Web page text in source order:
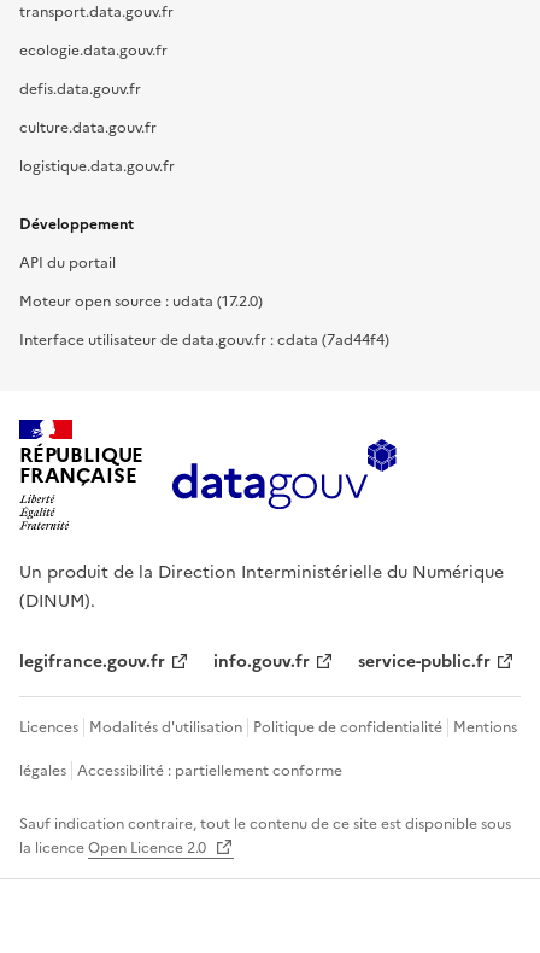
transport.data.gouv.fr
ecologie.data.gouv.fr
defis.data.gouv.fr
culture.data.gouv.fr
logistique.data.gouv.fr
Développement
API du portail
Moteur open source : udata (17.2.0)
Interface utilisateur de data.gouv.fr : cdata (7ad44f4)
RÉPUBLIQUE
FRANÇAISE
Un produit de la Direction Interministérielle du Numérique
(DINUM).
legifrance.gouv.fr info.gouv.fr service-public.fr
Licences Modalités d'utilisation Politique de confidentialité Mentions
légales Accessibilité : partiellement conforme
Sauf indication contraire, tout le contenu de ce site est disponible sous
la licenceOpen Licence 2.0